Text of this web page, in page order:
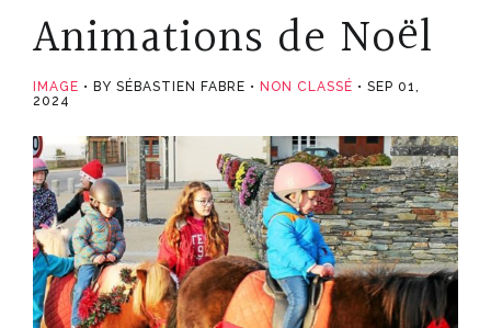
Animations de Noël
IMAGE BY SÉBASTIEN FABRE NON CLASSÉ
SEP 01,
2024